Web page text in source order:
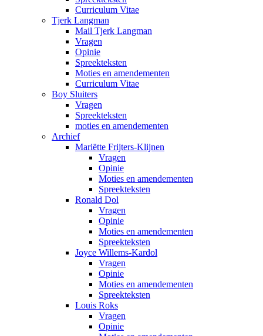
Curriculum Vitae
Tjerk Langman
Mail Tjerk Langman
Vragen
Opinie
Spreekteksten
Moties en amendementen
Curriculum Vitae
Boy Sluiters
Vragen
Spreekteksten
moties en amendementen
Archief
Mariëtte Frijters-Klijnen
Vragen
Opinie
Moties en amendementen
Spreekteksten
Ronald Dol
Vragen
Opinie
Moties en amendementen
Spreekteksten
Joyce Willems-Kardol
Vragen
Opinie
Moties en amendementen
Spreekteksten
Louis Roks
Vragen
Opinie